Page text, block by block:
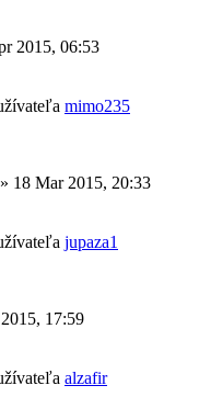
2015, 06:53
mimo235
» 18 Mar 2015, 20:33
jupaza1
17:59
alzafir